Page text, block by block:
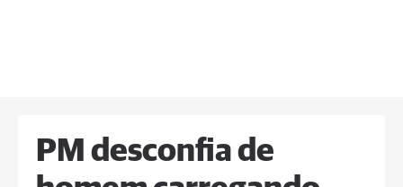
PM desconfia de